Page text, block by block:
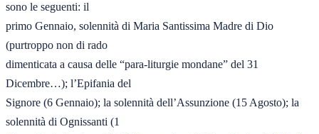
sono le seguenti: il
primo Gennaio, solennità di Maria Santissima Madre di Dio
(purtroppo non di rado
dimenticata a causa delle “para-liturgie mondane” del 31
Dicembre…); l’Epifania del
Signore (6 Gennaio); la solennità dell’Assunzione (15 Agosto); la
solennità di Ognissanti (1